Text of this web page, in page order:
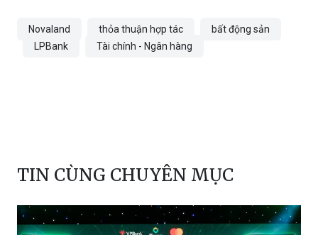
Novaland thỏa thuận hợp tác
bất động sản
LPBank
Tài chính - Ngân hàng
TIN CÙNG CHUYÊN MỤC